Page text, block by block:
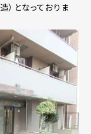
）となっておりま